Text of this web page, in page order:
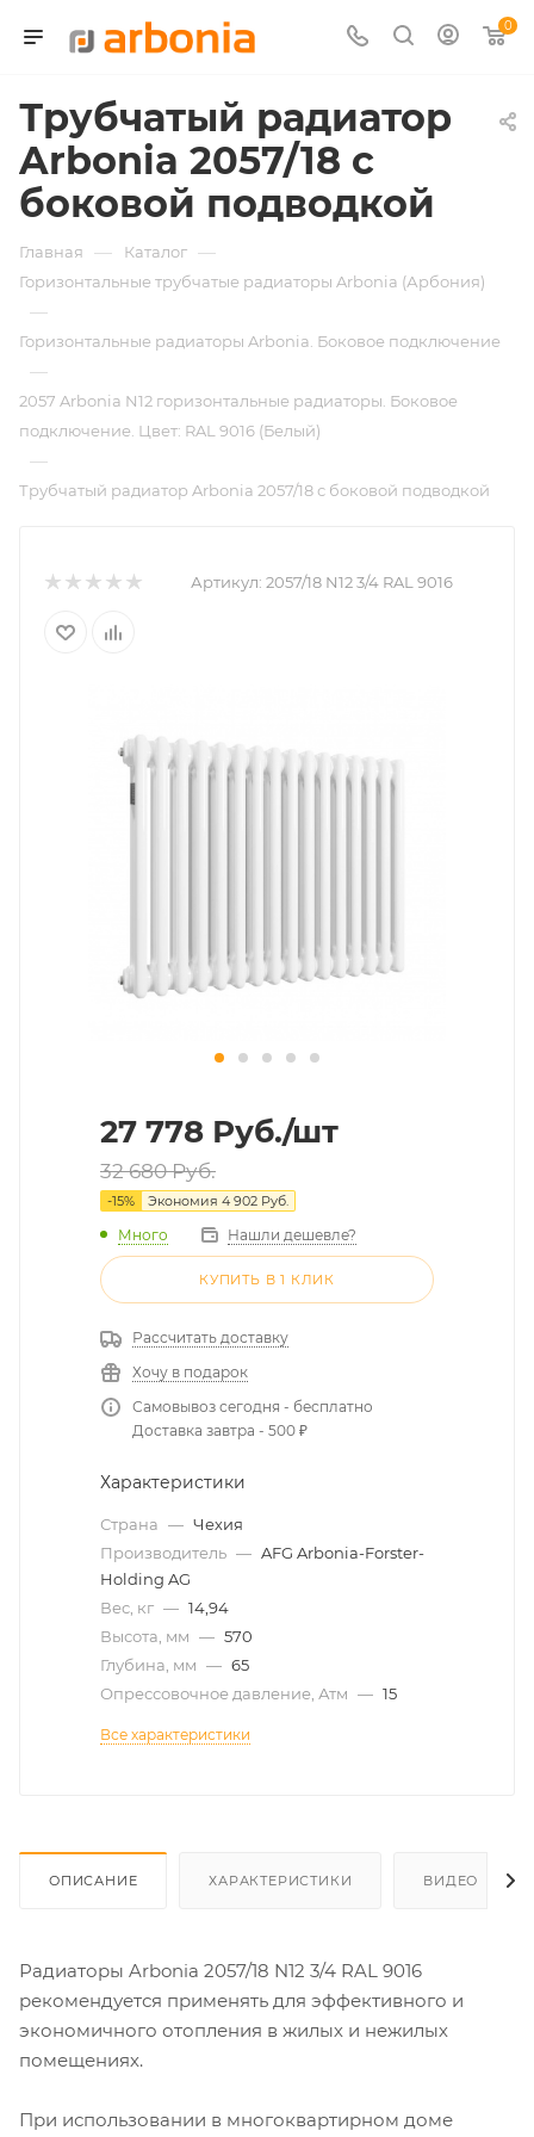
0
Трубчатый радиатор
Arbonia 2057/18 с
боковой подводкой
Главная — Каталог —
Горизонтальные трубчатые радиаторы Arbonia (Арбония)
—
Горизонтальные радиаторы Arbonia. Боковое подключение
—
2057 Arbonia N12 горизонтальные радиаторы. Боковое
подключение. Цвет: RAL 9016 (Белый)
—
Трубчатый радиатор Arbonia 2057/18 с боковой подводкой
Артикул: 2057/18 N12 3/4 RAL 9016
27 778 Руб./шт
32 680Руб.
-15% Экономия 4 902 Руб.
Много Нашли дешевле?
КУПИТЬ В 1 КЛИК
Рассчитать доставку
Хочу в подарок
Самовывоз сегодня - бесплатно
Доставка завтра - 500 ₽
Характеристики
Страна — Чехия
Производитель — AFG Arbonia-Forster-
Holding AG
Вес, кг — 14,94
Высота, мм — 570
Глубина, мм — 65
Опрессовочное давление, Атм — 15
Все характеристики
ОПИСАНИЕ ХАРАКТЕРИСТИКИ ВИДЕО
Радиаторы Arbonia 2057/18 N12 3/4 RAL 9016
рекомендуется применять для эффективного и
экономичного отопления в жилых и нежилых
помещениях.
При использовании в многоквартирном доме